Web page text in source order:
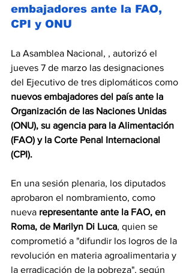
embajadores ante la FAO,
CPI y ONU
La Asamblea Nacional, , autorizó el
jueves 7 de marzo las designaciones
del Ejecutivo de tres diplomáticos como
nuevos embajadores del país ante la
Organización de las Naciones Unidas
(ONU), su agencia para la Alimentación
(FAO) y la Corte Penal Internacional
(CPI).
En una sesión plenaria, los diputados
aprobaron el nombramiento, como
nueva representante ante la FAO, en
Roma, de Marilyn Di Luca, quien se
comprometió a "difundir los logros de la
revolución en materia agroalimentaria y
la erradicación de la pobreza", según